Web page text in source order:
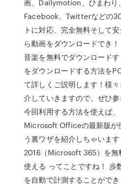
画、Dailymotion、ひまわり
Facebook、Twitterなどの
トに対応、完全無料そして
ら動画をダウンロードでき
音楽を無料でダウンロード
をダウンロードする方法を
て詳しくご説明します！様
介していきますので、ぜひ参
今回利用する方法を使えば
Microsoft Officeの最新版が
う裏ワザを紹介しちゃいま
2016（Microsoft 365）を無
使える ってことですね！ 歩
を自動で計測することがで